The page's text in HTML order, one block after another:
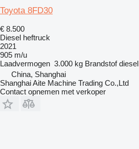
Toyota 8FD30
€ 8.500
Diesel heftruck
2021
905 m/u
Laadvermogen 3.000 kg Brandstof diesel
China, Shanghai
Shanghai Aite Machine Trading Co.,Ltd
Contact opnemen met verkoper